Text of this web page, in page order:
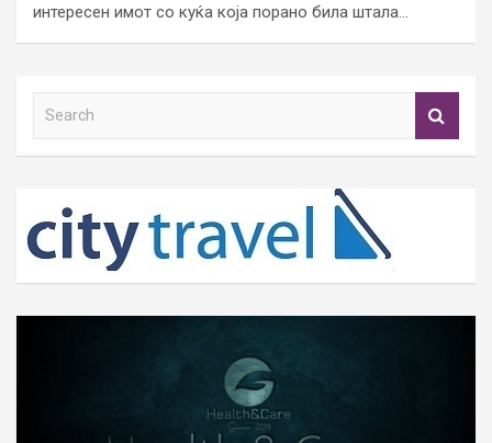
интересен имот со куќа која порано била штала…
h